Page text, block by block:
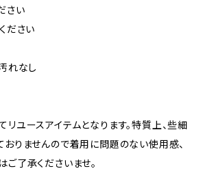
さい
ださい
れなし
ユースアイテムとなります。特質上、些細
りませんので着用に問題のない使用感、
了承くださいませ。